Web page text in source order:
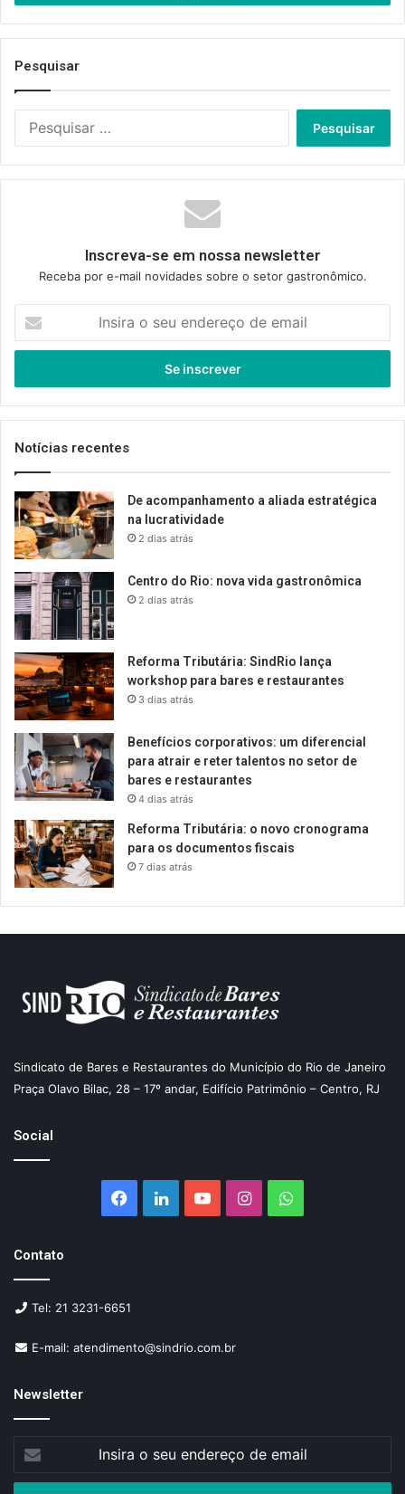
Pesquisar
Inscreva-se em nossa newsletter
Receba por e-mail novidades sobre o setor gastronômico.
seu
de
email
Notícias recentes
De acompanhamento a aliada estratégica
na lucratividade
2 dias atrás
Centro do Rio: nova vida gastronômica
2 dias atrás
Reforma Tributária: SindRio lança
workshop para bares e restaurantes
3 dias atrás
Benefícios corporativos: um diferencial
para atrair e reter talentos no setor de
bares e restaurantes
4 dias atrás
Reforma Tributária: o novo cronograma
para os documentos fiscais
7 dias atrás
Sindicato de Bares e Restaurantes do Município do Rio de Janeiro
Praça Olavo Bilac, 28 – 17º andar, Edifício Patrimônio – Centro, RJ
Social
Facebook
LinkedinYouTubeInstagramWhatsApp
Contato
Tel: 21 3231-6651
E-mail: atendimento@sindrio.com.br
Newsletter
seu